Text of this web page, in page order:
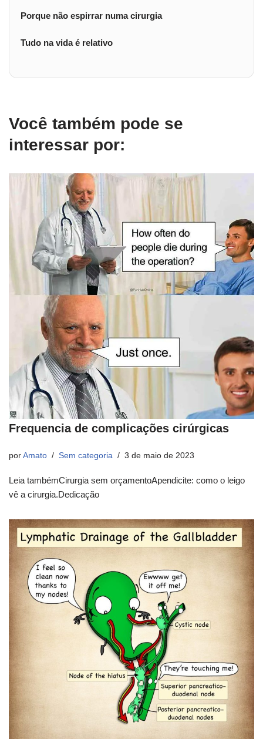
Porque não espirrar numa cirurgia
Tudo na vida é relativo
Você também pode se
interessar por:
Frequencia de complicações cirúrgicas
por Amato Sem categoria 3 de maio de 2023
Leia tambémCirurgia sem orçamentoApendicite: como o leigo
vê a cirurgia.Dedicação